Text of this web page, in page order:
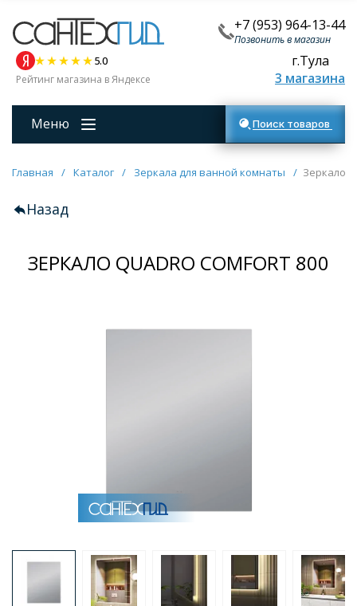
+7 (953) 964-13-44
Позвонить в магазин
5.0
Рейтинг магазина в Яндексе
г.Тула
3 магазина
Меню Поиск товаров
Главная / Каталог / Зеркала для ванной комнаты / Зеркало
Назад
ЗЕРКАЛО QUADRO COMFORT 800